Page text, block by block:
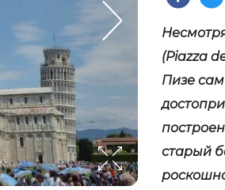
(Piazza
Пизе сам
старый